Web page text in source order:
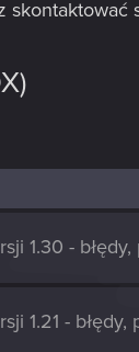
skontaktować
1.30 -
1.21 -